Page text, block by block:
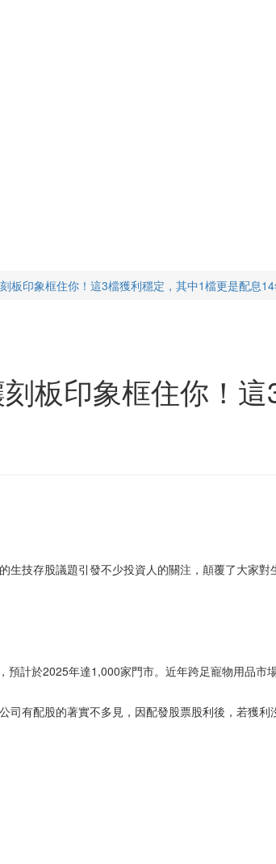
板印象框住你！這3檔獲利穩定，其中1檔更是配息
板印象框住你！
的生技存股議題引發不少投資人的關注，顛覆了大家
計於2025年達1,000家門市。近年跨足寵物用品市
有配股的著實不多見，因配發股票股利後，若獲